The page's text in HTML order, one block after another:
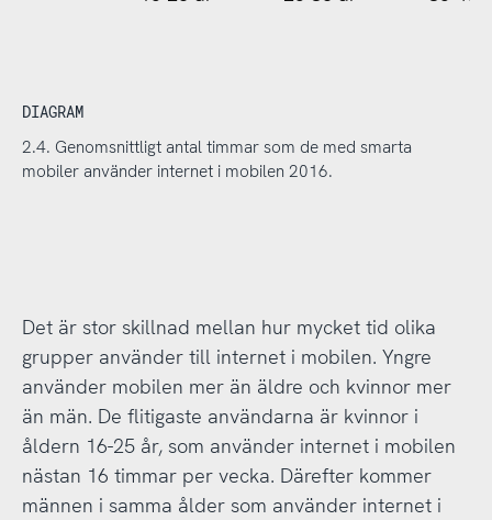
DIAGRAM
2.4. Genomsnittligt antal timmar som de med smarta
mobiler använder internet i mobilen 2016.
Det är stor skillnad mellan hur mycket tid olika
grupper använder till internet i mobilen. Yngre
använder mobilen mer än äldre och kvinnor mer
än män. De flitigaste användarna är kvinnor i
åldern 16-25 år, som använder internet i mobilen
nästan 16 timmar per vecka. Därefter kommer
männen i samma ålder som använder internet i